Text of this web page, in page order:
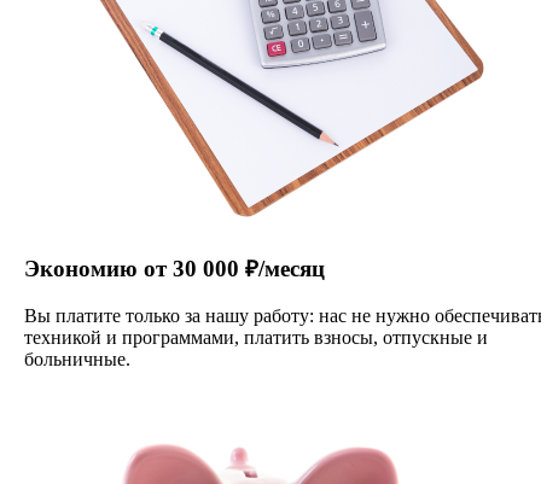
Экономию от 30 000 ₽/месяц
Вы платите только за нашу работу: нас не нужно
техникой и программами, платить взносы, отпускные и
больничные.